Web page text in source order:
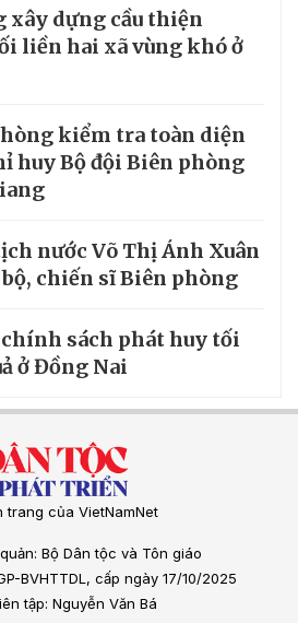
xây dựng cầu thiện
liền hai xã vùng khó ở
kiểm tra toàn diện
huy Bộ đội Biên phòng
nước Võ Thị Ánh Xuân
chiến sĩ Biên phòng
sách phát huy tối
ở Đồng Nai
trang của VietNamNet
Bộ Dân tộc và Tôn giáo
BVHTTDL, cấp ngày 17/10/2025
tập: Nguyễn Văn Bá